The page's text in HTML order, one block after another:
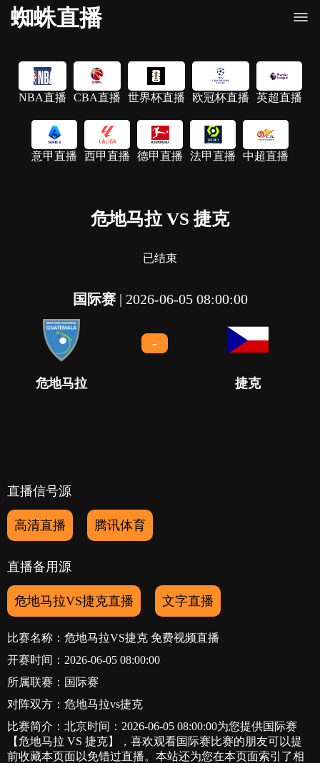
蜘蛛直播
NBA直播 CBA直播 世界杯直播 欧冠杯直播 英超直播
意甲直播 西甲直播 德甲直播 法甲直播 中超直播
危地马拉 VS 捷克
已结束
国际赛| 2026-06-05 08:00:00
危地马拉
-
捷克
直播信号源
高清直播 腾讯体育
直播备用源
危地马拉VS捷克直播 文字直播
比赛名称：危地马拉VS捷克 免费视频直播
开赛时间：2026-06-05 08:00:00
所属联赛： 国际赛
对阵双方：危地马拉vs捷克
比赛简介：北京时间：2026-06-05 08:00:00为您提供国际赛
【危地马拉 VS 捷克】，喜欢观看国际赛比赛的朋友可以提
前收藏本页面以免错过直播。本站还为您在本页面索引了相